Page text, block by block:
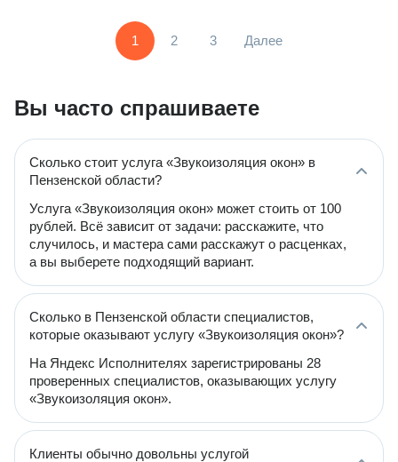
1 2 3 Далее
Вы часто спрашиваете
Сколько стоит услуга «Звукоизоляция окон» в
Пензенской области?
Услуга «Звукоизоляция окон» может стоить от 100
рублей. Всё зависит от задачи: расскажите, что
случилось, и мастера сами расскажут о расценках,
а вы выберете подходящий вариант.
Сколько в Пензенской области специалистов,
которые оказывают услугу «Звукоизоляция окон»?
На Яндекс Исполнителях зарегистрированы 28
проверенных специалистов, оказывающих услугу
«Звукоизоляция окон».
Клиенты обычно довольны услугой